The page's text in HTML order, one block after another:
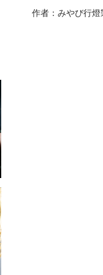
作者：みやび行燈